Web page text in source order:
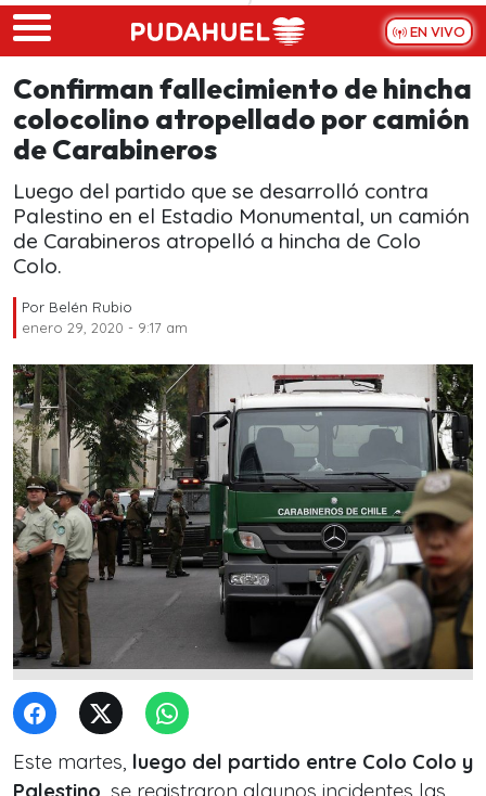
Skip to main content
EN VIVO
Confirman fallecimiento de hincha
colocolino atropellado por camión
de Carabineros
Luego del partido que se desarrolló contra
Palestino en el Estadio Monumental, un camión
de Carabineros atropelló a hincha de Colo
Colo.
Por Belén Rubio
enero 29, 2020 - 9:17 am
Este martes, luego del partido entre Colo Colo y